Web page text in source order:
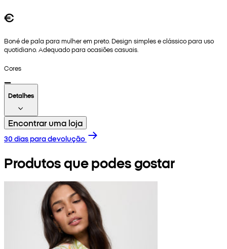
€
Boné de pala para mulher em preto. Design simples e clássico para uso
quotidiano. Adequado para ocasiões casuais.
Cores
Detalhes
Encontrar uma loja
30 dias para devolução
Produtos que podes gostar